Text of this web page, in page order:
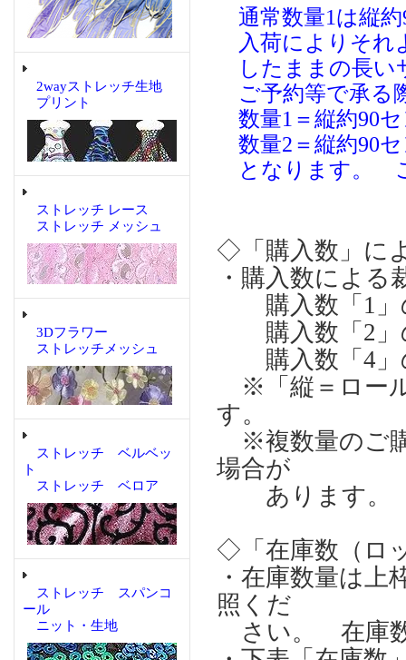
2wayストレッチ生地
プリント
ストレッチ レース
ストレッチ メッシュ
3Dフラワー
ストレッチメッシュ
ストレッチ ベルベッ
ト
ストレッチ ベロア
ストレッチ スパンコ
ール
ニット・生地
通常数量1は縦約
入荷によりそれ
したままの長い
ご予約等で承る
数量1＝縦約90セ
数量2＝縦約90セ
となります。
◇「購入数」に
・購入数による
購入数「1」
購入数「2」
購入数「4」
※「縦＝ロー
す。
※複数量のご
場合が
あります。
◇「在庫数（ロ
・在庫数量は上
照くだ
さい。 在庫数